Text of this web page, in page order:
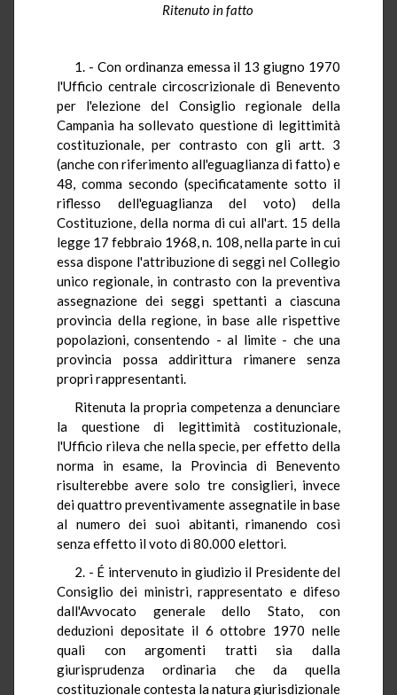
Ritenuto in fatto
1. - Con ordinanza emessa il 13 giugno 1970
l'Ufficio centrale circoscrizionale di Benevento
per l'elezione del Consiglio regionale della
Campania ha sollevato questione di legittimità
costituzionale, per contrasto con gli artt. 3
(anche con riferimento all'eguaglianza di fatto) e
48, comma secondo (specificatamente sotto il
riflesso dell'eguaglianza del voto) della
Costituzione, della norma di cui all'art. 15 della
legge 17 febbraio 1968, n. 108, nella parte in cui
essa dispone l'attribuzione di seggi nel Collegio
unico regionale, in contrasto con la preventiva
assegnazione dei seggi spettanti a ciascuna
provincia della regione, in base alle rispettive
popolazioni, consentendo - al limite - che una
provincia possa addirittura rimanere senza
propri rappresentanti.
Ritenuta la propria competenza a denunciare
la questione di legittimità costituzionale,
l'Ufficio rileva che nella specie, per effetto della
norma in esame, la Provincia di Benevento
risulterebbe avere solo tre consiglieri, invece
dei quattro preventivamente assegnatile in base
al numero dei suoi abitanti, rimanendo così
senza effetto il voto di 80.000 elettori.
2. - É intervenuto in giudizio il Presidente del
Consiglio dei ministri, rappresentato e difeso
dall'Avvocato generale dello Stato, con
deduzioni depositate il 6 ottobre 1970 nelle
quali con argomenti tratti sia dalla
giurisprudenza ordinaria che da quella
costituzionale contesta la natura giurisdizionale